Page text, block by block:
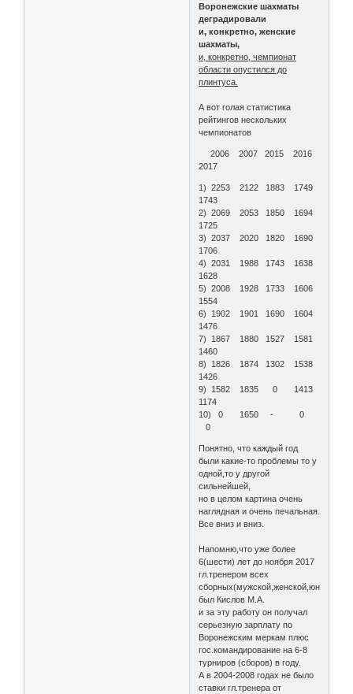
Воронежские шахматы
деградировали
и, конкретно, женские
шахматы,
и, конкретно, чемпионат
области опустился до
плинтуса.
А вот голая статистика
рейтингов нескольких
чемпионатов
2006 2007 2015 2016
2017
1) 2253 2122 1883 1749
1743
2) 2069 2053 1850 1694
1725
3) 2037 2020 1820 1690
1706
4) 2031 1988 1743 1638
1628
5) 2008 1928 1733 1606
1554
6) 1902 1901 1690 1604
1476
7) 1867 1880 1527 1581
1460
8) 1826 1874 1302 1538
1426
9) 1582 1835 0 1413
1174
10) 0 1650 - 0
0
Понятно, что каждый год
были какие-то проблемы то у
одной,то у другой
сильнейшей,
но в целом картина очень
наглядная и очень печальная.
Все вниз и вниз.
Напомню,что уже более
6(шести) лет до нoября 2017
гл.тренером всех
был Кислов М.А.
и за эту работу он получал
серьезную зарплату по
Воронежским меркам плюс
гос.командирование на 6-8
турниров (сборов) в году.
А в 2004-2008 годах не было
ставки гл.тренера от